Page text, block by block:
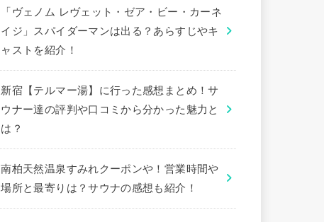
「ヴェノム レヴェット・ゼア・ビー・カーネ
イジ」スパイダーマンは出る？あらすじやキ
ャストを紹介！
新宿【テルマー湯】に行った感想まとめ！サ
ウナー達の評判や口コミから分かった魅力と
は？
南柏天然温泉すみれクーポンや！営業時間や
場所と最寄りは？サウナの感想も紹介！